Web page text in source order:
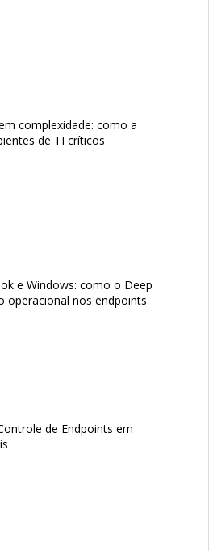
complexidade: como a
de TI críticos
e Windows: como o Deep
operacional nos endpoints
de Endpoints em